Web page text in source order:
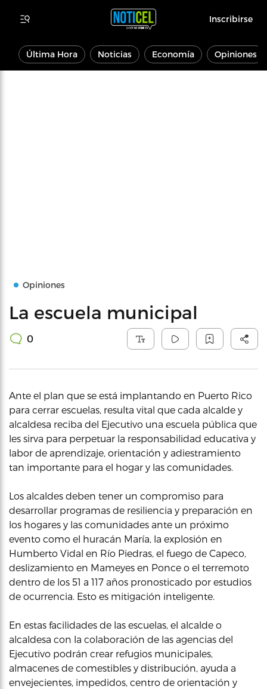
Inscribirse
Última Hora Noticias Economía Opiniones
Opiniones
La escuela municipal
0
Ante el plan que se está implantando en Puerto Rico
para cerrar escuelas, resulta vital que cada alcalde y
alcaldesa reciba del Ejecutivo una escuela pública que
les sirva para perpetuar la responsabilidad educativa y
labor de aprendizaje, orientación y adiestramiento
tan importante para el hogar y las comunidades.
Los alcaldes deben tener un compromiso para
desarrollar programas de resiliencia y preparación en
los hogares y las comunidades ante un próximo
evento como el huracán María, la explosión en
Humberto Vidal en Río Piedras, el fuego de Capeco,
deslizamiento en Mameyes en Ponce o el terremoto
dentro de los 51 a 117 años pronosticado por estudios
de ocurrencia. Esto es mitigación inteligente.
En estas facilidades de las escuelas, el alcalde o
alcaldesa con la colaboración de las agencias del
Ejecutivo podrán crear refugios municipales,
almacenes de comestibles y distribución, ayuda a
envejecientes, impedidos, centro de orientación y